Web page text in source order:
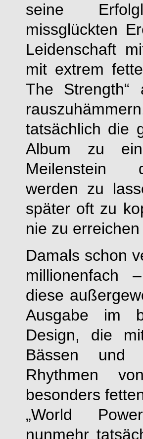
seine
missglückten
Leidenschaft
mit extrem
The Strength“
tatsächlich die
Album zu
Meilenstein
werden zu
später oft zu
nie zu
Damals schon
millionenfach
diese
Ausgabe im
Design, die
Bässen und
Rhythmen
besonders
„World
nunmehr